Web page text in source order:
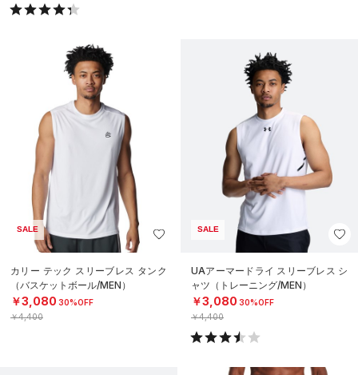
SALE
カリー テック スリーブレス タンク
（バスケットボール/MEN）
￥3,080 30%OFF
￥4,400
SALE
UAアーマードライ スリーブレス シ
ャツ（トレーニング/MEN）
￥3,080 30%OFF
￥4,400